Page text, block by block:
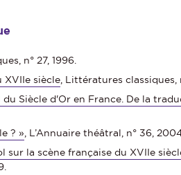
n° 27, 1996.
XVIIe siècle , Littératures classiques,
Siècle d'Or en France. De la
? » , L’Annuaire théâtral, n° 36,
sur la scène française du XVIIe